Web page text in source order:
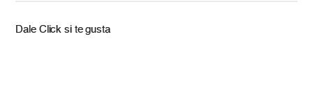
Dale Click si te gusta